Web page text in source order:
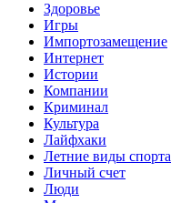
Здоровье
Игры
Импортозамещение
Интернет
Истории
Компании
Криминал
Культура
Лайфхаки
Летние виды спорта
Личный счет
Люди